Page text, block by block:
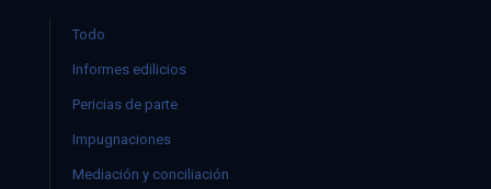
Todo
Informes edilicios
Pericias de parte
Impugnaciones
Mediación y conciliación